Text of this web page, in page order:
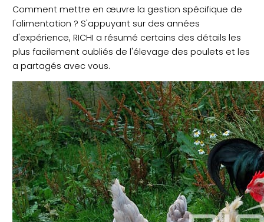
Comment mettre en œuvre la gestion spécifique de
l'alimentation ? S'appuyant sur des années
d'expérience, RICHI a résumé certains des détails les
plus facilement oubliés de l'élevage des poulets et les
a partagés avec vous.